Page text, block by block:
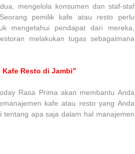
mengelola konsumen dan staf-staf
pemilik kafe atau resto perlu
mengetahui pendapat dari mereka,
melakukan tugas sebagaimana
Resto di Jambi”
Rasa Prima akan membantu Anda
kafe atau resto yang Anda
apa saja dalam hal manajemen